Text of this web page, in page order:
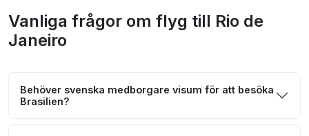
Vanliga frågor om flyg till Rio de
Janeiro
Behöver svenska medborgare visum för att besöka
Brasilien?